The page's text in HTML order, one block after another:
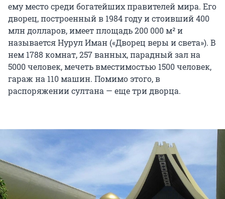
ему место среди богатейших правителей мира. Его
дворец, построенный в 1984 году и стоивший 400
млн долларов, имеет площадь 200 000 м² и
называется Нурул Иман («Дворец веры и света»). В
нем 1788 комнат, 257 ванных, парадный зал на
5000 человек, мечеть вместимостью 1500 человек,
гараж на 110 машин. Помимо этого, в
распоряжении султана — еще три дворца.